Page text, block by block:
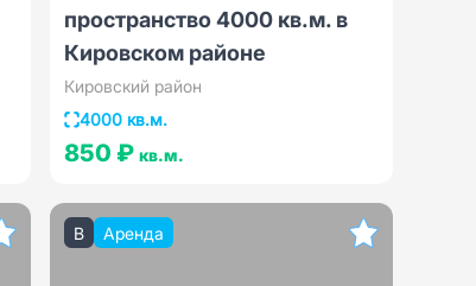
пространство 4000 кв.м. в
Кировском районе
Кировский район
4000 кв.м.
850 ₽ кв.м.
B Аренда